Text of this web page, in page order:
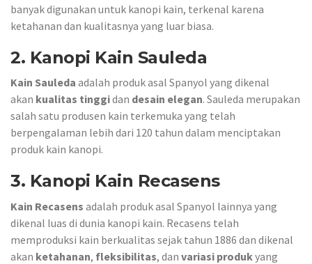
banyak digunakan untuk kanopi kain, terkenal karena
ketahanan dan kualitasnya yang luar biasa.
2. Kanopi Kain Sauleda
Kain Sauleda adalah produk asal Spanyol yang dikenal
akan kualitas tinggidan desain elegan. Sauleda merupakan
salah satu produsen kain terkemuka yang telah
berpengalaman lebih dari 120 tahun dalam menciptakan
produk kain kanopi.
3. Kanopi Kain Recasens
Kain Recasens adalah produk asal Spanyol lainnya yang
dikenal luas di dunia kanopi kain. Recasens telah
memproduksi kain berkualitas sejak tahun 1886 dan dikenal
akan ketahanan, fleksibilitas, dan variasi produkyang